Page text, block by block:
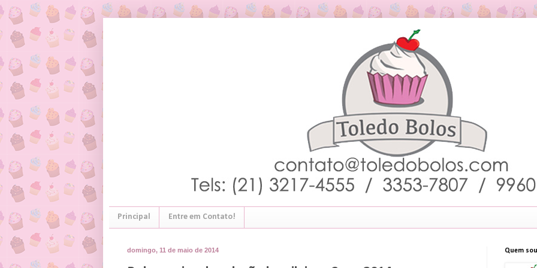
Principal Entre em Contato!
domingo, 11 de maio de 2014 Quem